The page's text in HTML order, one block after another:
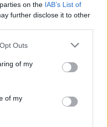
on the IAB’s List of
further disclose it to other
Outs
of my
of my
24 d. jie gali
pinigus. Pažeista
vištienos
(vištienos filė);